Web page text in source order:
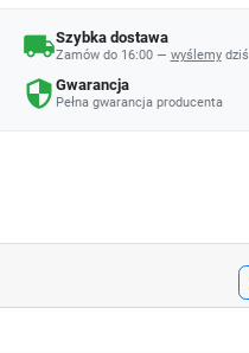
local_shippingSzybka dostawa
Zamów do 16:00 — wyślemydziś
security Gwarancja
Pełna gwarancja producenta